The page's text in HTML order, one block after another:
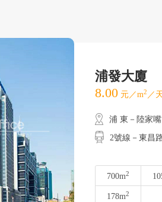
浦發大廈
8.00 元／m2 ／
浦 東－陸家嘴
2號線－東昌
700m2
178m2